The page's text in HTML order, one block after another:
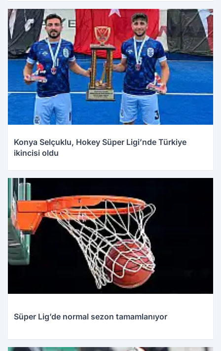
Konya Selçuklu, Hokey Süper Ligi’nde Türkiye
ikincisi oldu
Süper Lig’de normal sezon tamamlanıyor